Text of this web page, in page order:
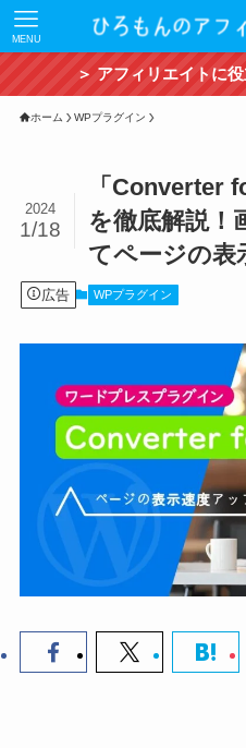
MENU
＞ アフィリエイトに
ホーム WPプラグイン
「Converter
を徹底解説！
てページの表
2024
1/18
広告 WPプラグイン